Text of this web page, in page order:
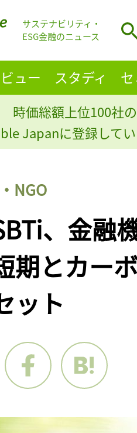
サステナビリティ・
ESG金融のニュース
ュー スタディ
時価総額上位100社
Japanに登録して
NGO
、金融
期とカー
ット